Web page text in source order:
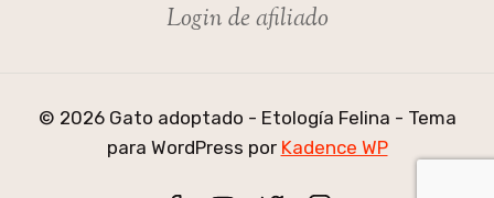
Login de afiliado
© 2026 Gato adoptado - Etología Felina - Tema
para WordPress por Kadence WP